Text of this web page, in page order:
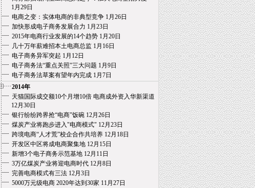
1月29日
电商之变：实体电商的非典型竞争 1月26日
加快形成电子商务发展合力 1月23日
2015年电商行业发展的14个趋势 1月20日
几十万年薪难招本土电商总监 1月16日
电子商务异军突起 1月12日
电子商务法“重点关照”三大问题 1月9日
电子商务法草案有望年内完成 1月7日
2014年
天猫国际成交额10个月增10倍 电商成外资入华新渠道
12月30日
银行纷纷跨界抢“电商”饭碗 12月26日
煤炭产业将跑步进入"电商模式" 12月23日
跨境电商“人才荒”校企合作共培养 12月18日
开发区中区将成电商聚集地 12月15日
新增3个电子商务示范基地 12月11日
3万亿煤炭产业将迎电商时代 12月8日
完善电商模式有三法 12月3日
5000万元级电商 2020年达到30家 11月27日